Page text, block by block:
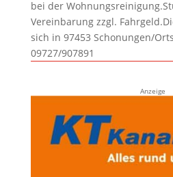
bei der
Vereinbarung zzgl.
sich in 97453 Schonungen/
09727/907891
Anzeige